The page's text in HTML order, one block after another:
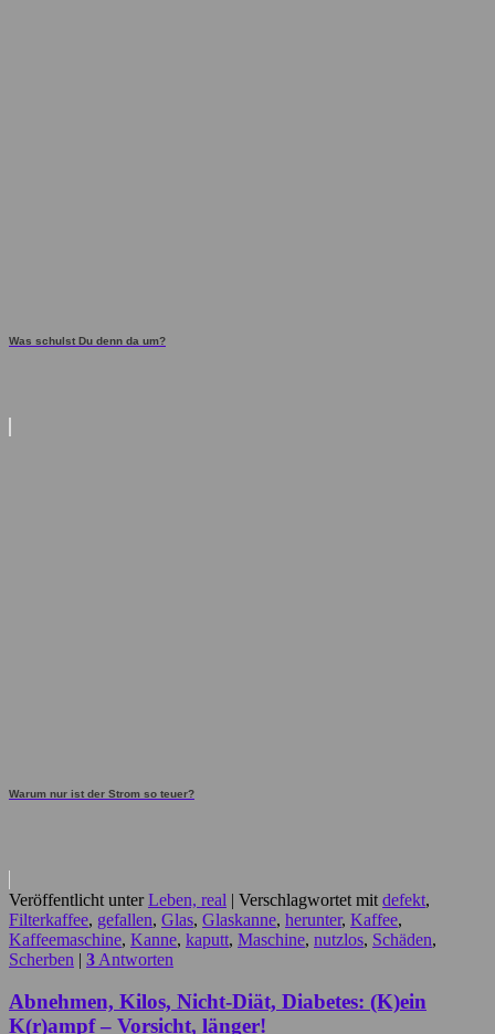
Was schulst Du denn da um?
Warum nur ist der Strom so teuer?
Veröffentlicht unter Leben, real | Verschlagwortet mit defekt,
Filterkaffee, gefallen, Glas, Glaskanne, herunter, Kaffee,
Kaffeemaschine, Kanne, kaputt, Maschine, nutzlos, Schäden,
Scherben | 3 Antworten
Abnehmen, Kilos, Nicht-Diät, Diabetes: (K)ein
K(r)ampf – Vorsicht, länger!